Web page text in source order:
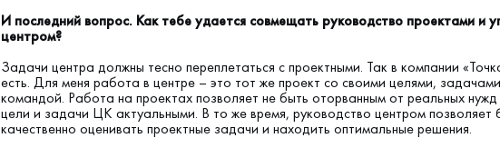
И последний вопрос. Как тебе удается совмещать руководство проектами и
центром?
Задачи центра должны тесно переплетаться с проектными. Так в компании
есть. Для меня работа в центре – это тот же проект со своими целями,
командой. Работа на проектах позволяет не быть оторванным от реальных
цели и задачи ЦК актуальными. В то же время, руководство центром позволяет
качественно оценивать проектные задачи и находить оптимальные решения.